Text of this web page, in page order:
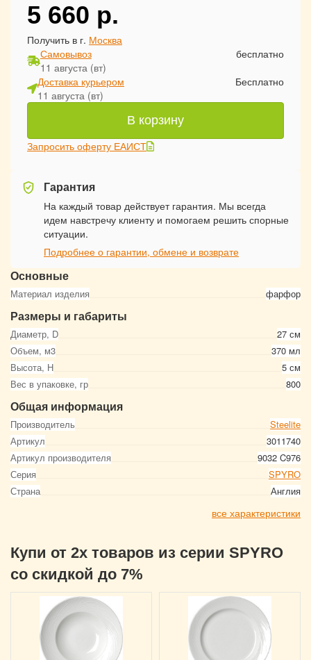
Основные
Материал изделия фарфор
Размеры и габариты
Диаметр, D
27 см
Объем, м3
370 мл
Высота, Н
5 см
Вес в упаковке, гр
800
Общая информация
Производитель
Steelite
Артикул
3011740
Артикул производителя
9032 C976
Серия
SPYRO
Страна
Англия
все характеристики
5 660 р.
Получить в г. Москва
Самовывоз
11 августа (вт)
бесплатно
Доставка курьером
11 августа (вт)
Бесплатно
В корзину
Запросить оферту ЕАИСТ
Гарантия
На каждый товар действует гарантия. Мы всегда
идем навстречу клиенту и помогаем решить спорные
ситуации.
Подробнее о гарантии, обмене и возврате
Купи от 2х товаров из серии SPYRO
со скидкой до 7%